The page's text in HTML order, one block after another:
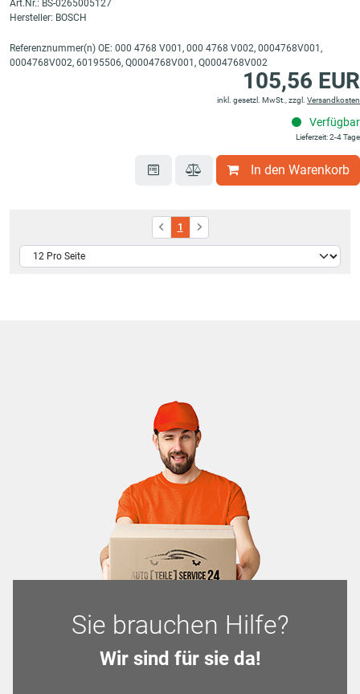
Art.Nr.: BS-0265005127
Hersteller: BOSCH
Referenznummer(n) OE: 000 4768 V001, 000 4768 V002, 0004768V001,
0004768V002, 60195506, Q0004768V001, Q0004768V002
105,56 EUR
inkl. gesetzl. MwSt., zzgl. Versandkosten
Verfügbar
Lieferzeit: 2-4 Tage
In den Warenkorb
1
Sie brauchen Hilfe?
Wir sind für sie da!